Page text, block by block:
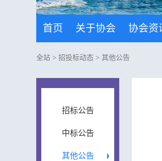
首页 关于协会 协会资
全站 > 招投标动态 > 其他公告
招标公告
中标公告
其他公告